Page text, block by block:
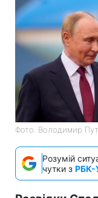
Фото: Володимир
Розумій
чутки з РБК-